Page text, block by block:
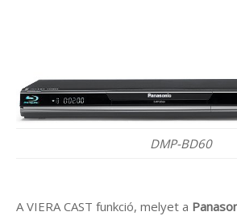
DMP-BD60
A VIERA CAST funkció, melyet a